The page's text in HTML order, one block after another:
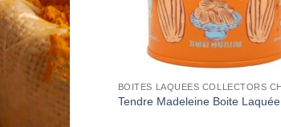
Tendre Madeleine Boite Laquée